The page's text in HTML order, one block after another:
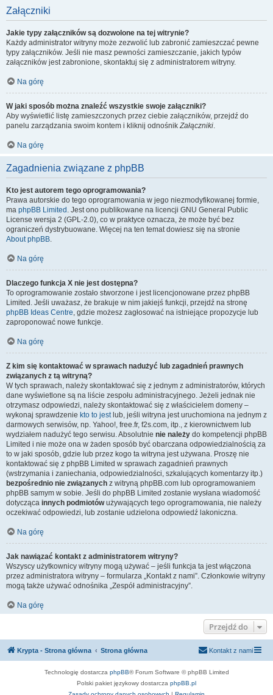
Załączniki
Jakie typy załączników są dozwolone na tej witrynie?
Każdy administrator witryny może zezwolić lub zabronić zamieszczać pewne
typy załączników. Jeśli nie masz pewności zamieszczanie, jakich typów
załączników jest zabronione, skontaktuj się z administratorem witryny.
Na górę
W jaki sposób można znaleźć wszystkie swoje załączniki?
Aby wyświetlić listę zamieszczonych przez ciebie załączników, przejdź do
panelu zarządzania swoim kontem i kliknij odnośnikZałączniki.
Na górę
Zagadnienia związane z phpBB
Kto jest autorem tego oprogramowania?
Prawa autorskie do tego oprogramowania w jego niezmodyfikowanej formie,
ma phpBB Limited . Jest ono publikowane na licencji GNU General Public
License wersja 2 (GPL-2.0), co w praktyce oznacza, że może być bez
ograniczeń dystrybuowane. Więcej na ten temat dowiesz się na stronie
About phpBB.
Na górę
Dlaczego funkcja X nie jest dostępna?
To oprogramowanie zostało stworzone i jest licencjonowane przez phpBB
Limited. Jeśli uważasz, że brakuje w nim jakiejś funkcji, przejdź na stronę
phpBB Ideas Centre, gdzie możesz zagłosować na istniejące propozycje lub
zaproponować nowe funkcje.
Na górę
Z kim się kontaktować w sprawach nadużyć lub zagadnień prawnych
związanych z tą witryną?
W tych sprawach, należy skontaktować się z jednym z administratorów, których
dane wyświetlone są na liście zespołu administracyjnego. Jeżeli jednak nie
otrzymasz odpowiedzi, należy skontaktować się z właścicielem domeny –
wykonaj sprawdzenie kto to jestlub, jeśli witryna jest uruchomiona na jednym z
darmowych serwisów, np. Yahoo!, free.fr, f2s.com, itp., z kierownictwem lub
wydziałem nadużyć tego serwisu. Absolutnie nie należy do kompetencji phpBB
Limited i nie może ona w żaden sposób być obarczana odpowiedzialnością za
to w jaki sposób, gdzie lub przez kogo ta witryna jest używana. Proszę nie
kontaktować się z phpBB Limited w sprawach zagadnień prawnych
(wstrzymania i zaniechania, odpowiedzialności, szkalujących komentarzy itp.)
bezpośrednio nie związanych z witryną phpBB.com lub oprogramowaniem
phpBB samym w sobie. Jeśli do phpBB Limited zostanie wysłana wiadomość
dotycząca innych podmiotówużywających tego oprogramowania, nie należy
oczekiwać odpowiedzi, lub zostanie udzielona odpowiedź lakoniczna.
Na górę
Jak nawiązać kontakt z administratorem witryny?
Wszyscy użytkownicy witryny mogą używać – jeśli funkcja ta jest włączona
przez administratora witryny – formularza „Kontakt z nami”. Członkowie witryny
mogą także używać odnośnika „Zespół administracyjny”.
Na górę
Przejdź do
Krypta - Strona główna Strona główna Kontakt z nami
Technologię dostarcza phpBB® Forum Software © phpBB Limited
Polski pakiet językowy dostarcza phpBB.pl